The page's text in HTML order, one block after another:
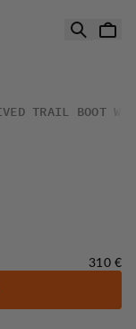
TRAIL BOOT W
Preis:
310 €